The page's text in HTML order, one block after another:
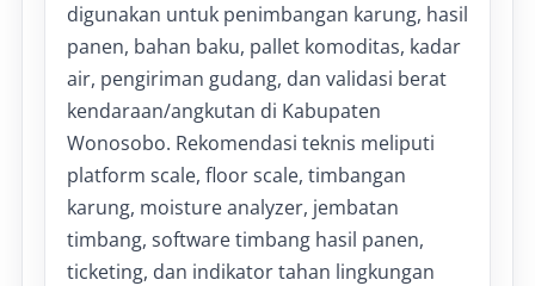
digunakan untuk penimbangan karung, hasil
panen, bahan baku, pallet komoditas, kadar
air, pengiriman gudang, dan validasi berat
kendaraan/angkutan di Kabupaten
Wonosobo. Rekomendasi teknis meliputi
platform scale, floor scale, timbangan
karung, moisture analyzer, jembatan
timbang, software timbang hasil panen,
ticketing, dan indikator tahan lingkungan